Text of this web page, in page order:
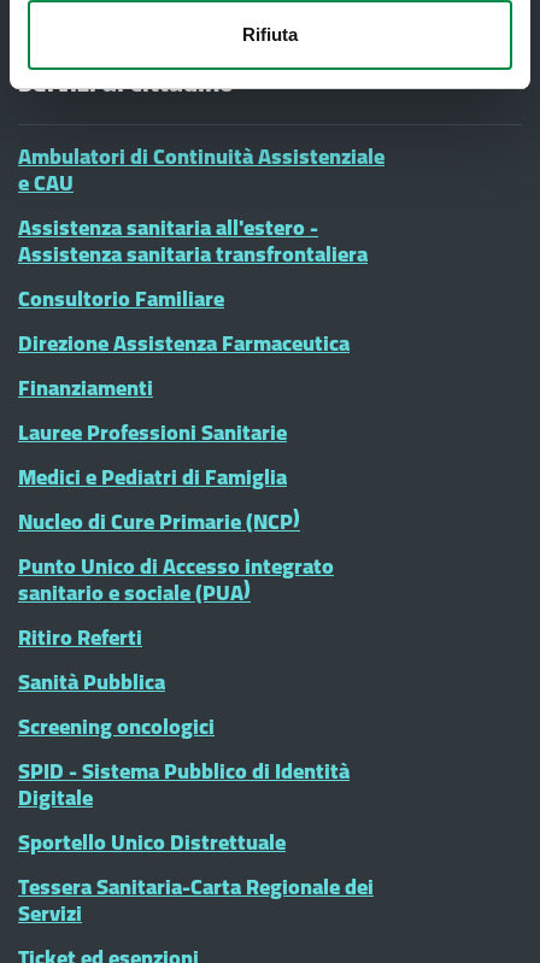
Rifiuta
Servizi al cittadino
Ambulatori di Continuità Assistenziale
e CAU
Assistenza sanitaria all'estero -
Assistenza sanitaria transfrontaliera
Consultorio Familiare
Direzione Assistenza Farmaceutica
Finanziamenti
Lauree Professioni Sanitarie
Medici e Pediatri di Famiglia
Nucleo di Cure Primarie (NCP)
Punto Unico di Accesso integrato
sanitario e sociale (PUA)
Ritiro Referti
Sanità Pubblica
Screening oncologici
SPID - Sistema Pubblico di Identità
Digitale
Sportello Unico Distrettuale
Tessera Sanitaria-Carta Regionale dei
Servizi